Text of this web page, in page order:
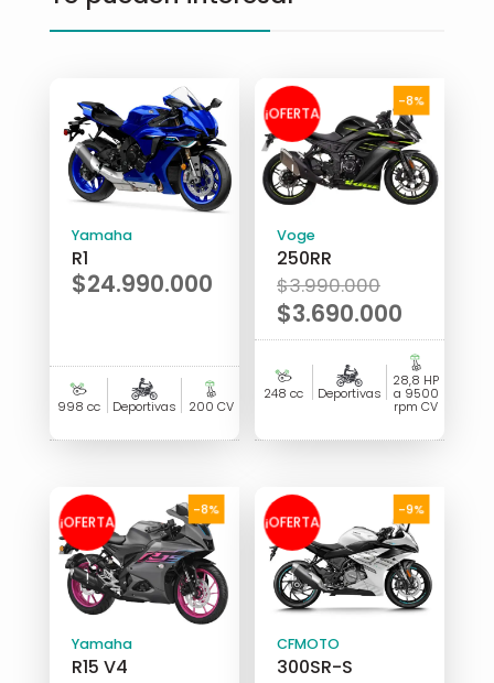
Yamaha
R1
$24.990.000
998 cc Deportivas 200 CV
-8%
¡OFERTA
!
Voge
250RR
$3.990.000El
precio
original
era:
$3.690.000
El
precio
actual
248 cc Deportivas
28,8 HP
a 9500
rpm CV
-8%
¡OFERTA
!
Yamaha
R15 V4
-9%
¡OFERTA
!
CFMOTO
300SR-S